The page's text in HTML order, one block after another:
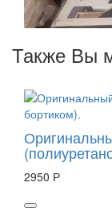
Также Вы
2950 Р